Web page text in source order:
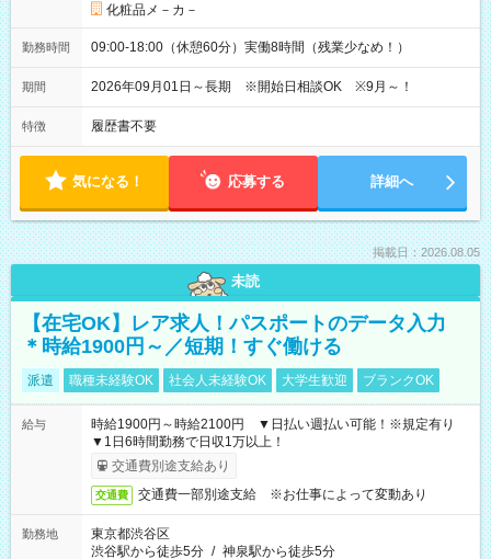
化粧品メ－カ－
勤務時間 09:00-18:00（休憩60分）実働8時間（残業少なめ！）
期間 2026年09月01日～長期 ※開始日相談OK ※9月～！
特徴 履歴書不要
気になる！ 応募する 詳細へ
掲載日：2026.08.05
未読
【在宅OK】レア求人！パスポートのデータ入力
＊時給1900円～／短期！すぐ働ける
派遣 職種未経験OK 社会人未経験OK 大学生歓迎 ブランクOK
給与
時給1900円～時給2100円 ▼日払い週払い可能！※規定有り
▼1日6時間勤務で日収1万以上！
交通費別途支給あり
交通費 交通費一部別途支給 ※お仕事によって変動あり
勤務地
東京都渋谷区
渋谷駅から徒歩5分 / 神泉駅から徒歩5分